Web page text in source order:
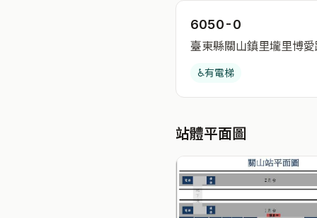
6050-0
臺東縣關山鎮里壠里博
♿有電梯
站體平面圖